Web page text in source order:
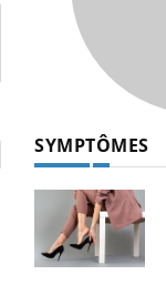
SYMPTÔMES